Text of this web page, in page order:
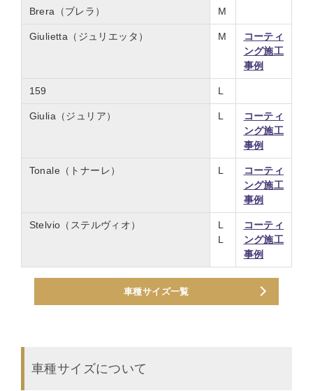
Brera（ブレラ） M
Giulietta（ジュリエッタ） M
コーティ
ング施工
事例
159 L
Giulia（ジュリア） L
コーティ
ング施工
事例
Tonale（トナーレ） L
コーティ
ング施工
事例
Stelvio（ステルヴィオ）
L
L
コーティ
ング施工
事例
車種サイズ一覧
車種サイズについて